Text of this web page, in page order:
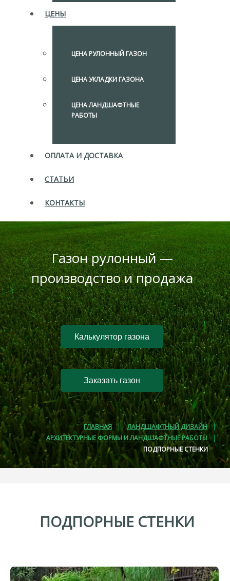
ЦЕНЫ
ЦЕНА РУЛОННЫЙ ГАЗОН
ЦЕНА УКЛАДКИ ГАЗОНА
ЦЕНА ЛАНДШАФТНЫЕ
РАБОТЫ
ОПЛАТА И ДОСТАВКА
СТАТЬИ
КОНТАКТЫ
Газон рулонный —
производство и продажа
Калькулятор газона
Заказать газон
ГЛАВНАЯ
ЛАНДШАФТНЫЙ ДИЗАЙН
АРХИТЕКТУРНЫЕ ФОРМЫ И ЛАНДШАФТНЫЕ РАБОТЫ
ПОДПОРНЫЕ СТЕНКИ
ПОДПОРНЫЕ СТЕНКИ